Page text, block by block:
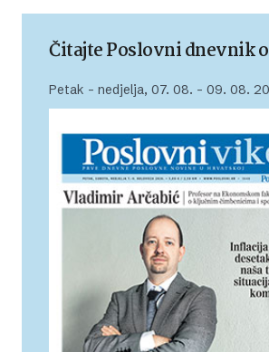
Čitajte Poslovni dnevnik
Petak – nedjelja, 07. 08. – 09. 08.